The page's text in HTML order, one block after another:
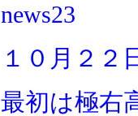
news23
１０月２２
最初は極右